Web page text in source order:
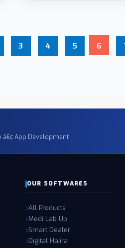
3 4 5 6
â€¢ App Development
OUR SOFTWARES
All Products
Medi Lab Up
Smart Dealer
Digital Hajira